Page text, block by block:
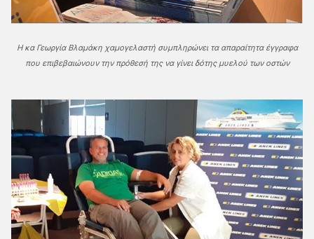
Η κα Γεωργία Βλαμάκη χαμογελαστή συμπληρώνει τα απαραίτητα έγγραφα
που επιβεβαιώνουν την πρόθεσή της να γίνει δότης μυελού των οστών